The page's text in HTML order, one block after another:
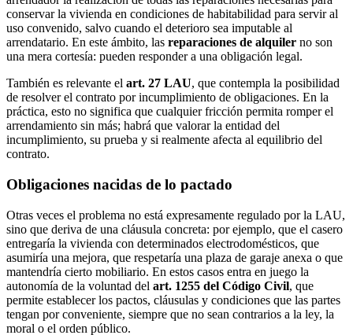
conservar la vivienda en condiciones de habitabilidad para servir al
uso convenido, salvo cuando el deterioro sea imputable al
arrendatario. En este ámbito, las reparaciones de alquiler no son
una mera cortesía: pueden responder a una obligación legal.
También es relevante el art. 27 LAU, que contempla la posibilidad
de resolver el contrato por incumplimiento de obligaciones. En la
práctica, esto no significa que cualquier fricción permita romper el
arrendamiento sin más; habrá que valorar la entidad del
incumplimiento, su prueba y si realmente afecta al equilibrio del
contrato.
Obligaciones nacidas de lo pactado
Otras veces el problema no está expresamente regulado por la LAU,
sino que deriva de una cláusula concreta: por ejemplo, que el casero
entregaría la vivienda con determinados electrodomésticos, que
asumiría una mejora, que respetaría una plaza de garaje anexa o que
mantendría cierto mobiliario. En estos casos entra en juego la
autonomía de la voluntad del art. 1255 del Código Civil, que
permite establecer los pactos, cláusulas y condiciones que las partes
tengan por conveniente, siempre que no sean contrarios a la ley, la
moral o el orden público.